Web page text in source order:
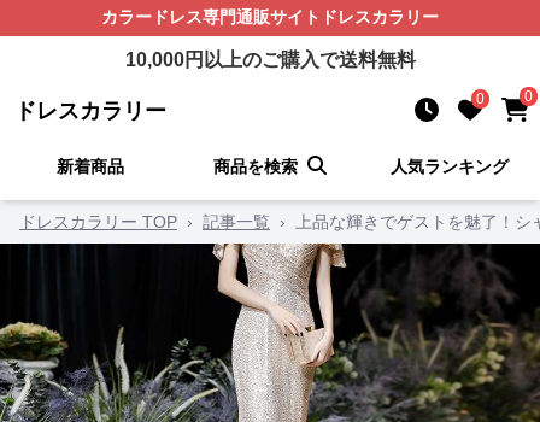
カラードレス専門通販サイト ドレスカラリー
10,000円以上のご購入で送料無料
ドレスカラリー 0 0
新着商品 商品を検索 人気ランキング
ドレスカラリー TOP › 記事一覧 › 上品な輝きでゲストを魅了！